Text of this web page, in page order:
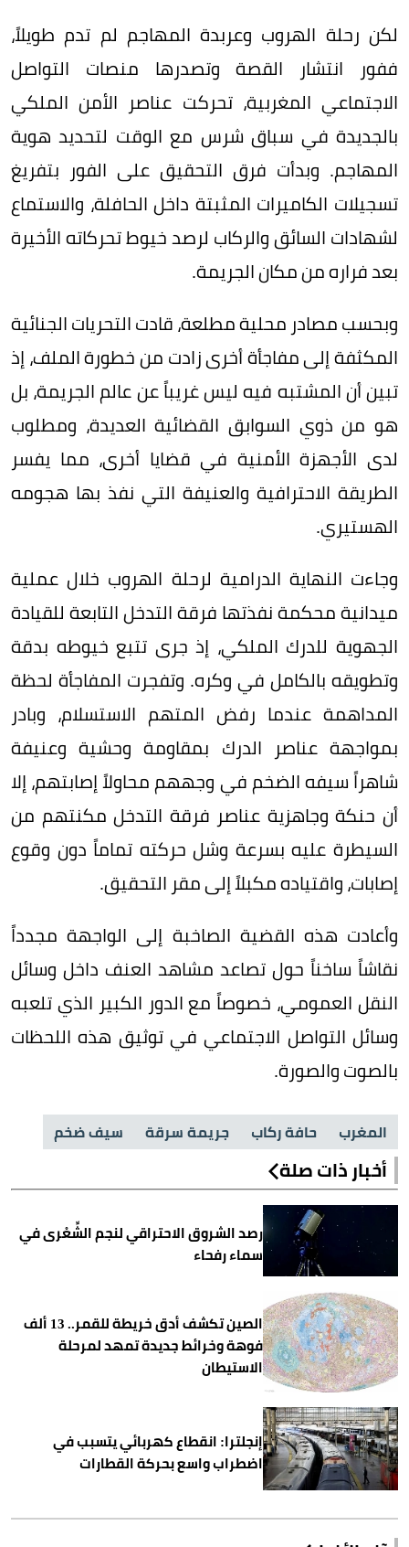
لكن رحلة الهروب وعربدة المهاجم لم تدم طويلاً،
ففور انتشار القصة وتصدرها منصات التواصل
الاجتماعي المغربية، تحركت عناصر الأمن الملكي
بالجديدة في سباق شرس مع الوقت لتحديد هوية
المهاجم. وبدأت فرق التحقيق على الفور بتفريغ
تسجيلات الكاميرات المثبتة داخل الحافلة، والاستماع
لشهادات السائق والركاب لرصد خيوط تحركاته الأخيرة
بعد فراره من مكان الجريمة.
وبحسب مصادر محلية مطلعة، قادت التحريات الجنائية
المكثفة إلى مفاجأة أخرى زادت من خطورة الملف، إذ
تبين أن المشتبه فيه ليس غريباً عن عالم الجريمة، بل
هو من ذوي السوابق القضائية العديدة، ومطلوب
لدى الأجهزة الأمنية في قضايا أخرى، مما يفسر
الطريقة الاحترافية والعنيفة التي نفذ بها هجومه
الهستيري.
وجاءت النهاية الدرامية لرحلة الهروب خلال عملية
ميدانية محكمة نفذتها فرقة التدخل التابعة للقيادة
الجهوية للدرك الملكي، إذ جرى تتبع خيوطه بدقة
وتطويقه بالكامل في وكره. وتفجرت المفاجأة لحظة
المداهمة عندما رفض المتهم الاستسلام، وبادر
بمواجهة عناصر الدرك بمقاومة وحشية وعنيفة
شاهراً سيفه الضخم في وجههم محاولاً إصابتهم، إلا
أن حنكة وجاهزية عناصر فرقة التدخل مكنتهم من
السيطرة عليه بسرعة وشل حركته تماماً دون وقوع
إصابات، واقتياده مكبلاً إلى مقر التحقيق.
وأعادت هذه القضية الصاخبة إلى الواجهة مجدداً
نقاشاً ساخناً حول تصاعد مشاهد العنف داخل وسائل
النقل العمومي، خصوصاً مع الدور الكبير الذي تلعبه
وسائل التواصل الاجتماعي في توثيق هذه اللحظات
بالصوت والصورة.
المغرب حافة ركاب جريمة سرقة سيف ضخم
أخبار ذات صلة
رصد الشروق الاحتراقي لنجم الشِّعْرى في
سماء رفحاء
الصين تكشف أدق خريطة للقمر.. 13 ألف
فوهة وخرائط جديدة تمهد لمرحلة
الاستيطان
إنجلترا: انقطاع كهربائي يتسبب في
اضطراب واسع بحركة القطارات